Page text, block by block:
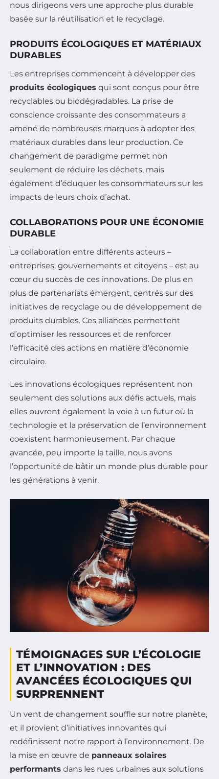
nous dirigeons vers une approche plus durable
basée sur la réutilisation et le recyclage.
PRODUITS ÉCOLOGIQUES ET MATÉRIAUX
DURABLES
Les entreprises commencent à développer des
produits écologiques qui sont conçus pour être
recyclables ou biodégradables. La prise de
conscience croissante des consommateurs a
amené de nombreuses marques à adopter des
matériaux durables dans leur production. Ce
changement de paradigme permet non
seulement de réduire les déchets, mais
également d’éduquer les consommateurs sur les
impacts de leurs choix d’achat.
COLLABORATIONS POUR UNE ÉCONOMIE
DURABLE
La collaboration entre différents acteurs –
entreprises, gouvernements et citoyens – est au
cœur du succès de ces innovations. De plus en
plus de partenariats émergent, centrés sur des
initiatives de recyclage ou de développement de
produits durables. Ces alliances permettent
d’optimiser les ressources et de renforcer
l’efficacité des actions en matière d’économie
circulaire.
Les innovations écologiques représentent non
seulement des solutions aux défis actuels, mais
elles ouvrent également la voie à un futur où la
technologie et la préservation de l’environnement
coexistent harmonieusement. Par chaque
avancée, peu importe la taille, nous avons
l’opportunité de bâtir un monde plus durable pour
les générations à venir.
TÉMOIGNAGES SUR L’ÉCOLOGIE
ET L’INNOVATION : DES
AVANCÉES ÉCOLOGIQUES QUI
SURPRENNENT
Un vent de changement souffle sur notre planète,
et il provient d’initiatives innovantes qui
redéfinissent notre rapport à l’environnement. De
la mise en œuvre de panneaux solaires
performants dans les rues urbaines aux solutions